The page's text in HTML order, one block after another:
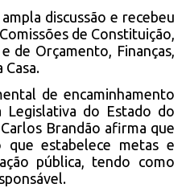
discussão e recebeu
de Constituição,
de Orçamento, Finanças,
Casa.
de encaminhamento
do Estado do
Brandão afirma que
estabelece metas e
pública, tendo como